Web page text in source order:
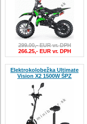
299.00,- EUR vr. DPH
266.25,- EUR vr. DPH
Elektrokolobežka Ultimate
Vision X2 1500W ŠPZ